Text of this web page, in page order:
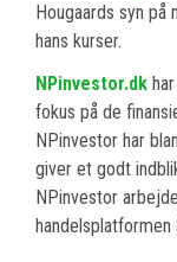
Hougaards syn
hans kurser.
NPinvestor.dk
fokus på de
NPinvestor har
giver et godt
NPinvestor